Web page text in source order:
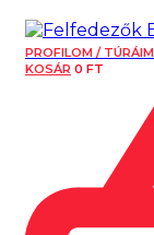
PROFILOM / TÚRÁIM
KOSÁR 0 FT